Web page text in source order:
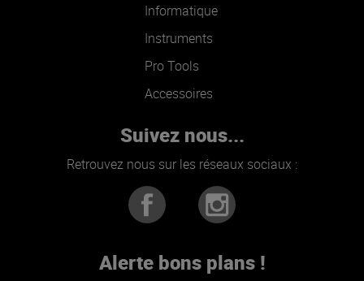
Informatique
Instruments
Pro Tools
Accessoires
Suivez nous...
Retrouvez nous sur les réseaux sociaux :
Alerte bons plans !